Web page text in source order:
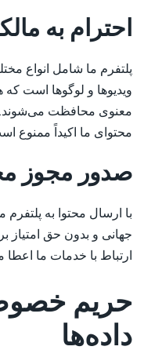
احترام به
پلتفرم ما شامل انواع
ویدیوها و لوگوها است
معنوی محافظت می‌شوند.
محتوای ما اکیداً ممنوع
صدور مجوز
با ارسال محتوا به
جهانی و بدون حق امتیاز
ارتباط با خدمات ما اعطا
حریم
داده‌ها